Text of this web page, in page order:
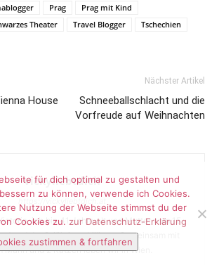
Prag
Prag mit Kind
Theater Travel Blogger Tschechien
House
Nächster Artikel
Schneeballschlacht und die
Vorfreude auf Weihnachten
vickyliebtdich
https://vickyliebtdich.at
ich bin 41 Jahre alt und Mutter vom 15-
und der 2-jährigen Lilliana. Gemeinsam mit
Mann und 2 Katzen leben wir in Wien.
für dich optimal zu gestalten und
zu können, verwende ich Cookies.
Nutzung der Webseite stimmst du der
Cookies zu. zur Datenschutz-Erklärung
zustimmen & fortfahren